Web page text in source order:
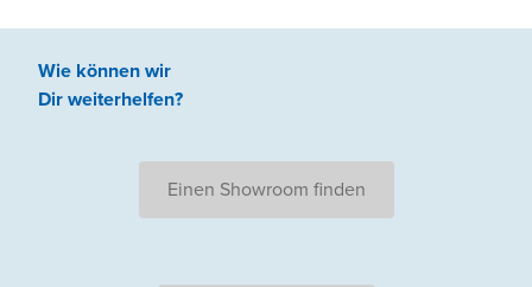
Wie können wir
Dir weiterhelfen?
Einen Showroom finden